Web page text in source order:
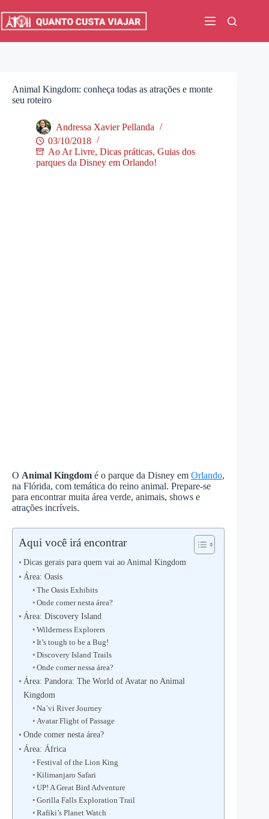
para
Animal Kingdom: conheça todas as atrações e monte
seu roteiro
Andressa Xavier Pellanda
03/10/2018
Ao Ar Livre, Dicas práticas, Guias dos
parques da Disney em Orlando!
O Animal Kingdom é o parque da Disney em Orlando,
na Flórida, com temática do reino animal. Prepare-se
para encontrar muita área verde, animais, shows e
atrações incríveis.
Aqui você irá encontrar
Dicas gerais para quem vai ao Animal Kingdom
Área: Oasis
The Oasis Exhibits
Onde comer nesta área?
Área: Discovery Island
Wilderness Explorers
It’s tough to be a Bug!
Discovery Island Trails
Onde comer nessa área?
Área: Pandora: The World of Avatar no Animal
Kingdom
Na´vi River Journey
Avatar Flight of Passage
Onde comer nesta área?
Área: África
Festival of the Lion King
Kilimanjaro Safari
UP! A Great Bird Adventure
Gorilla Falls Exploration Trail
Rafiki’s Planet Watch